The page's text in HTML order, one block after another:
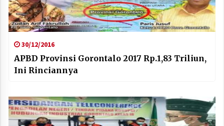
30/12/2016
APBD Provinsi Gorontalo 2017 Rp.1,83 Triliun,
Ini Rinciannya